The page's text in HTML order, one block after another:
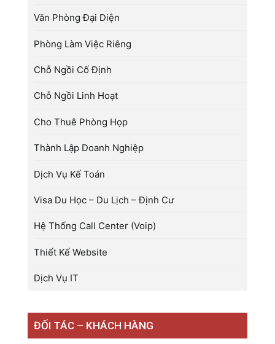
Văn Phòng Đại Diện
Phòng Làm Việc Riêng
Chỗ Ngồi Cố Định
Chỗ Ngồi Linh Hoạt
Cho Thuê Phòng Họp
Thành Lập Doanh Nghiệp
Dịch Vụ Kế Toán
Visa Du Học – Du Lịch – Định Cư
Hệ Thống Call Center (Voip)
Thiết Kế Website
Dịch Vụ IT
ĐỐI TÁC – KHÁCH HÀNG